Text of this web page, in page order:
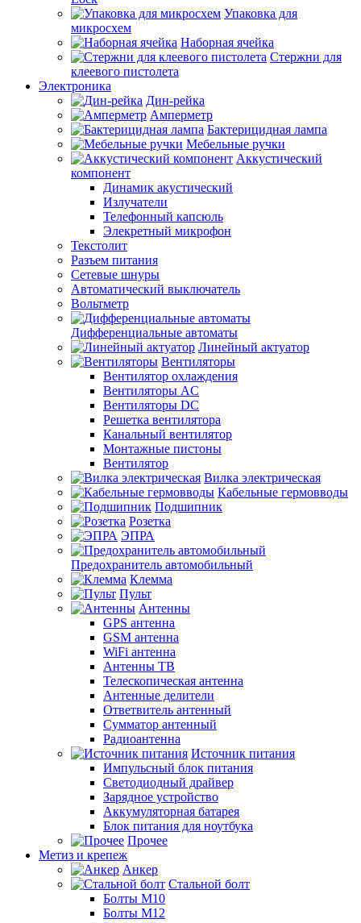
Упаковка для
микросхем
Наборная ячейка
Стержни для
клеевого пистолета
Электроника
Дин-рейка
Амперметр
Бактерицидная лампа
Мебельные ручки
Аккустический
компонент
Динамик акустический
Излучатели
Телефонный капсюль
Элекретный микрофон
Текстолит
Разъем питания
Сетевые шнуры
Автоматический выключатель
Вольтметр
Дифференциальные автоматы
Линейный актуатор
Вентиляторы
Вентилятор охлаждения
Вентиляторы AC
Вентиляторы DC
Решетка вентилятора
Канальный вентилятор
Монтажные пистоны
Вентилятор
Вилка электрическая
Кабельные гермовводы
Подшипник
Розетка
ЭПРА
Предохранитель автомобильный
Клемма
Пульт
Антенны
GPS антенна
GSM антенна
WiFi антенна
Антенны ТВ
Телескопическая антенна
Антенные делители
Ответвитель антенный
Сумматор антенный
Радиоантенна
Источник питания
Импульсный блок питания
Светодиодный драйвер
Зарядное устройство
Аккумуляторная батарея
Блок питания для ноутбука
Прочее
Метиз и крепеж
Анкер
Стальной болт
Болты М10
Болты М12